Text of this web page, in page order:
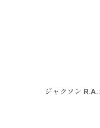
ジャクソン